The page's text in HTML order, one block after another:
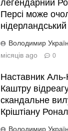
легендарний
Персі може
Володимир
місяців ago
0
Наставник
Каштру
скандальне
Кріштіану
Володимир